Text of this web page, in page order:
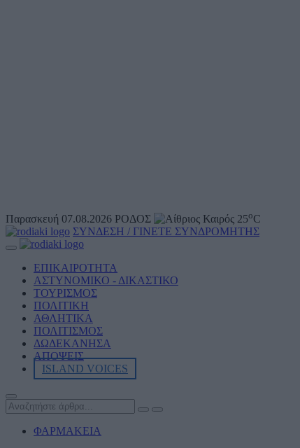
Παρασκευή 07.08.2026 ΡΟΔΟΣ 25oC
ΣΥΝΔΕΣΗ / ΓΙΝΕΤΕ ΣΥΝΔΡΟΜΗΤΗΣ
ΕΠΙΚΑΙΡΟΤΗΤΑ
ΑΣΤΥΝΟΜΙΚΟ - ΔΙΚΑΣΤΙΚΟ
ΤΟΥΡΙΣΜΟΣ
ΠΟΛΙΤΙΚΗ
ΑΘΛΗΤΙKA
ΠΟΛΙΤΙΣΜΟΣ
ΔΩΔΕΚΑΝΗΣΑ
ΑΠΟΨΕΙΣ
ISLAND VOICES
ΦΑΡΜΑΚΕΙΑ